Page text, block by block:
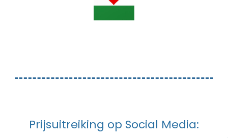
Prijsuitreiking op Social Media: